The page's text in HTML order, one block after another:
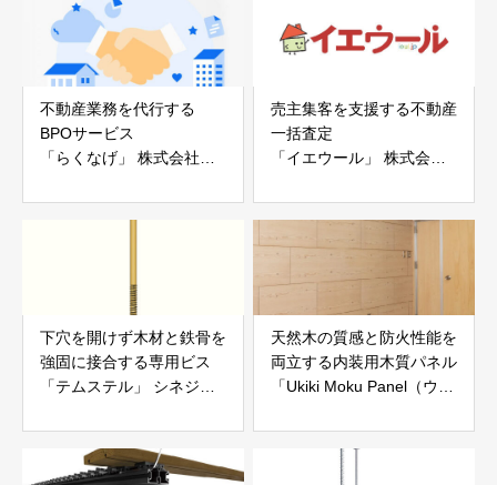
不動産業務を代行する
BPOサービス
「らくなげ」 株式会社い
売主集客を支援する不動産
一括査定
「イエウール」 株式会社
下穴を開けず木材と鉄骨を
強固に接合する専用ビス
「テムステル」 シネジッ
天然木の質感と防火性能を
両立する内装用木質パネル
「Ukiki Moku Panel（ウキ
社サンパテック